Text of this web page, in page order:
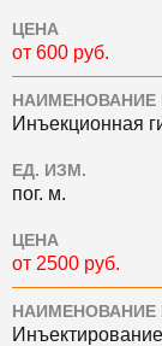
ЦЕНА
от 600 руб.
НАИМЕНОВАНИЕ
Инъекционная
ЕД. ИЗМ.
пог. м.
ЦЕНА
от 2500 руб.
НАИМЕНОВАНИЕ